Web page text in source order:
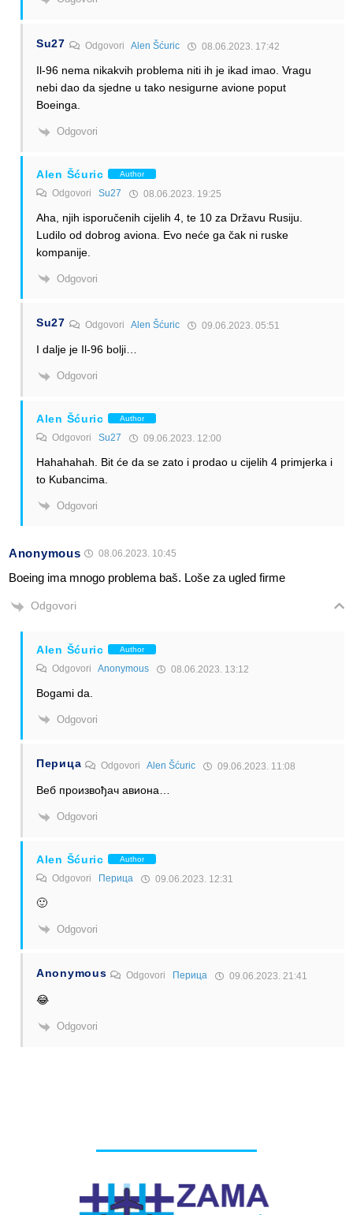
Su27 Odgovori Alen Šćuric 08.06.2023. 17:42
Il-96 nema nikakvih problema niti ih je ikad imao. Vragu
nebi dao da sjedne u tako nesigurne avione poput
Boeinga.
Odgovori
Alen Šćuric Author
Odgovori Su27 08.06.2023. 19:25
Aha, njih isporučenih cijelih 4, te 10 za Državu Rusiju.
Ludilo od dobrog aviona. Evo neće ga čak ni ruske
kompanije.
Odgovori
Su27 Odgovori Alen Šćuric 09.06.2023. 05:51
I dalje je Il-96 bolji…
Odgovori
Alen Šćuric Author
Odgovori Su27 09.06.2023. 12:00
Hahahahah. Bit će da se zato i prodao u cijelih 4 primjerka i
to Kubancima.
Odgovori
Anonymous 08.06.2023. 10:45
Boeing ima mnogo problema baš. Loše za ugled firme
Odgovori
Alen Šćuric Author
Odgovori Anonymous 08.06.2023. 13:12
Bogami da.
Odgovori
Перица OdgovoriAlen Šćuric 09.06.2023. 11:08
Веб произвођач авиона…
Odgovori
Alen Šćuric Author
Odgovori Перица 09.06.2023. 12:31
🙂
Odgovori
Anonymous Odgovori Перица 09.06.2023. 21:41
😂
Odgovori